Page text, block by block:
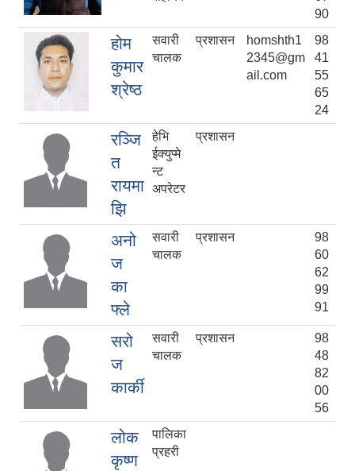
90
होम
कुमार
श्रेष्ठ
सवारी
चालक
प्रशासन
homshth1
2345@gm
ail.com
98
41
55
65
24
रञ्जि
त
रायमा
झि
हेभि
ईक्युप्मे
न्ट
अपरेटर
प्रशासन
अनो
ज
का
फ्ले
सवारी
चालक
प्रशासन
98
60
62
99
91
सरो
ज
कार्की
सवारी
चालक
प्रशासन
98
48
82
00
56
लोक
कृष्ण
पालिका
प्रहरी